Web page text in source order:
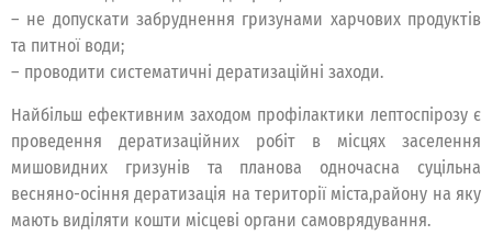
– не допускати забруднення гризунами харчових продуктів
та питної води;
– проводити систематичні дератизаційні заходи.
Найбільш ефективним заходом профілактики лептоспірозу є
проведення дератизаційних робіт в місцях заселення
мишовидних гризунів та планова одночасна суцільна
весняно-осіння дератизація на території міста,району на яку
мають виділяти кошти місцеві органи самоврядування.